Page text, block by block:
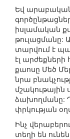
Եվ
իսլամական
թուլացմանը:
տարվում է
էլ
քաոսը Մեծ
նրա
ձախողմանը:
փրկության
Ինչ
տեղի են